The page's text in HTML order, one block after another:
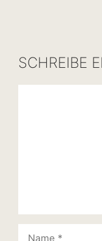
SCHREIBE